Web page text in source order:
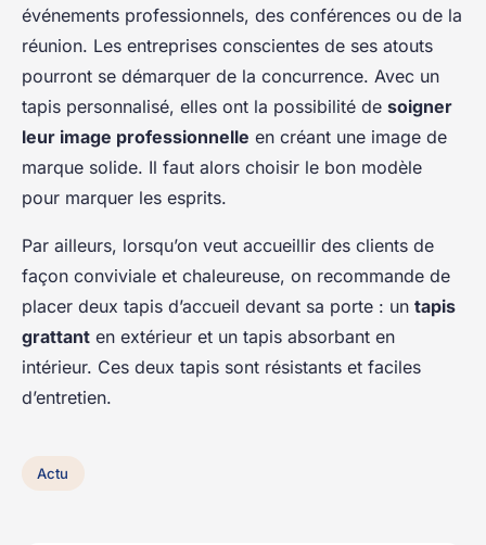
événements professionnels, des conférences ou de la
réunion. Les entreprises conscientes de ses atouts
pourront se démarquer de la concurrence. Avec un
tapis personnalisé, elles ont la possibilité de soigner
leur image professionnelle en créant une image de
marque solide. Il faut alors choisir le bon modèle
pour marquer les esprits.
Par ailleurs, lorsqu’on veut accueillir des clients de
façon conviviale et chaleureuse, on recommande de
placer deux tapis d’accueil devant sa porte : un tapis
grattant en extérieur et un tapis absorbant en
intérieur. Ces deux tapis sont résistants et faciles
d’entretien.
Actu